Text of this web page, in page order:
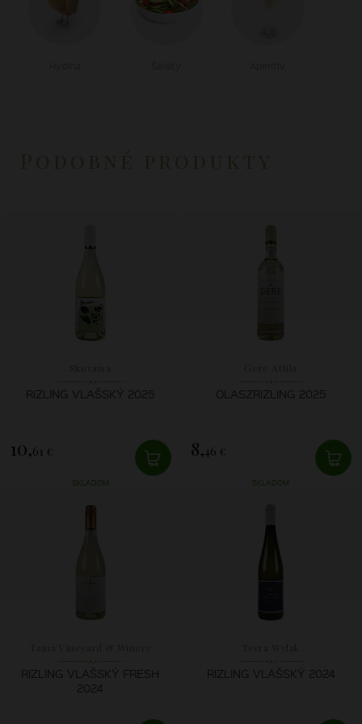
RIZLING VLAŠSKÝ 2025
10,61 €
SKLADOM
OLASZRIZLING 2025
8,46 €
SKLADOM
RIZLING VLAŠSKÝ FRESH
2024
RIZLING VLAŠSKÝ 2024